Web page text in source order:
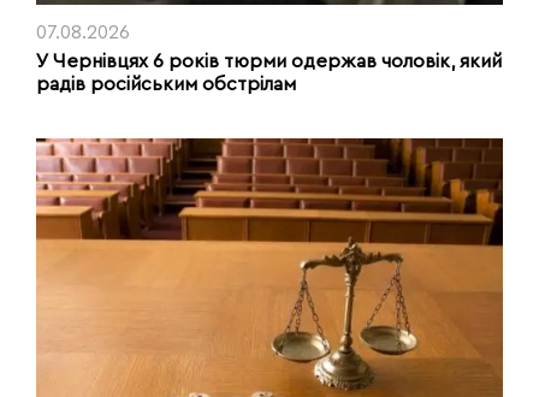
07.08.2026
У Чернівцях 6 років тюрми одержав чоловік, який
радів російським обстрілам